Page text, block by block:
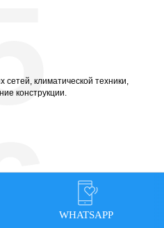
WHATSAPP
климатической техники,
конструкции.
конструкции